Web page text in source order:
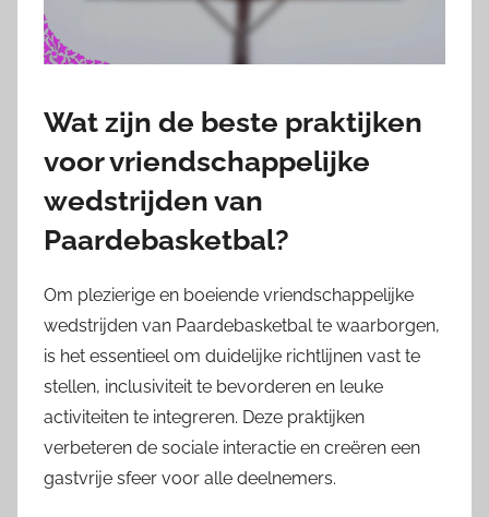
Wat zijn de beste praktijken
voor vriendschappelijke
wedstrijden van
Paardebasketbal?
Om plezierige en boeiende vriendschappelijke
wedstrijden van Paardebasketbal te waarborgen,
is het essentieel om duidelijke richtlijnen vast te
stellen, inclusiviteit te bevorderen en leuke
activiteiten te integreren. Deze praktijken
verbeteren de sociale interactie en creëren een
gastvrije sfeer voor alle deelnemers.